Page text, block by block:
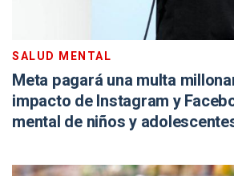
SALUD MENTAL
Meta pagará una multa
impacto de Instagram y
mental de niños y